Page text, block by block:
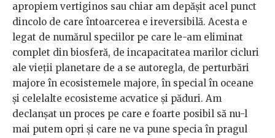
apropiem vertiginos sau chiar am depășit acel punct
dincolo de care întoarcerea e ireversibilă. Acesta e
legat de numărul speciilor pe care le-am eliminat
complet din biosferă, de incapacitatea marilor cicluri
ale vieții planetare de a se autoregla, de perturbări
majore în ecosistemele majore, în special în oceane
și celelalte ecosisteme acvatice și păduri. Am
declanșat un proces pe care e foarte posibil să nu-l
mai putem opri și care ne va pune specia în pragul